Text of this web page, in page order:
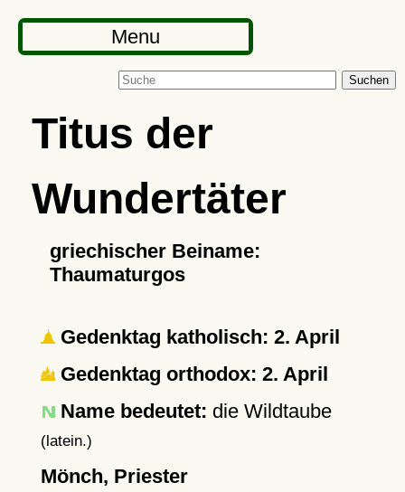
Menu
Suchen
Titus der
Wundertäter
griechischer Beiname:
Thaumaturgos
Gedenktag katholisch: 2. April
Gedenktag orthodox: 2. April
Name bedeutet: die Wildtaube
(latein.)
Mönch, Priester